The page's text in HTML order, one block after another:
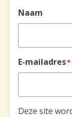
Naam
E-mailadres*
Deze site